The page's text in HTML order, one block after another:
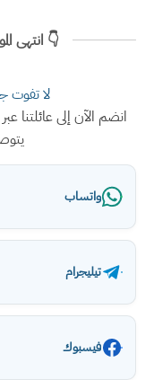
👇 انتهى
لا تفوت
انضم الآن إلى عائلتنا
واتساب
تيليجرام
فيسبوك